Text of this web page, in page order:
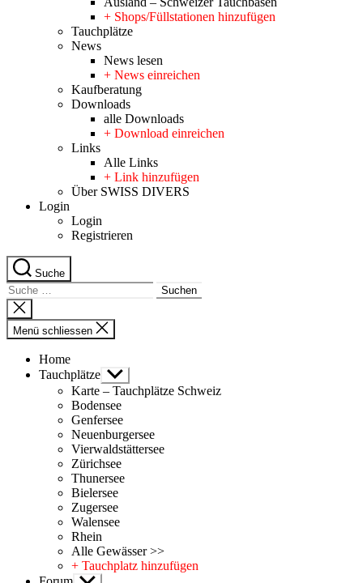
+ Shops/Füllstationen hinzufügen
Tauchplätze
News
News lesen
+ News einreichen
Kaufberatung
Downloads
alle Downloads
+ Download einreichen
Links
Alle Links
+ Link hinzufügen
Über SWISS DIVERS
Login
Login
Registrieren
Suche
Suche
nach:
Suche
schliessen
Menü schliessen
Home
Tauchplätze Untermenü
anzeigen
Karte – Tauchplätze Schweiz
Bodensee
Genfersee
Neuenburgersee
Vierwaldstättersee
Zürichsee
Thunersee
Bielersee
Zugersee
Walensee
Rhein
Alle Gewässer >>
+ Tauchplatz hinzufügen